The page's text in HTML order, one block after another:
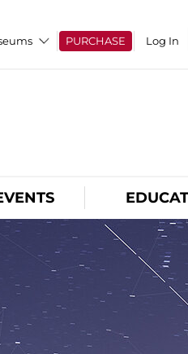
PURCHASE Log In